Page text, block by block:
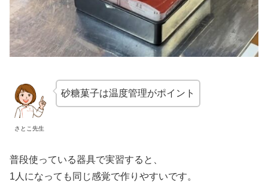
さとこ先生
砂糖菓子は温度管理がポイント
普段使っている器具で実習すると、
1人になっても同じ感覚で作りやすいです。